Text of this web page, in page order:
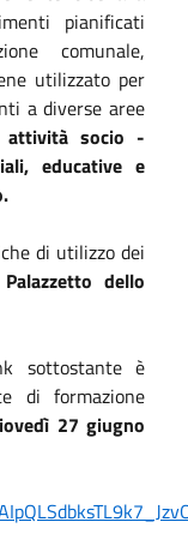
pianificati
comunale,
utilizzato per
a diverse aree
attività socio -
educative e
di utilizzo dei
Palazzetto dello
sottostante è
di formazione
27 giugno